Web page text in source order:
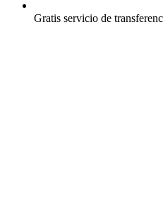
Gratis servicio de